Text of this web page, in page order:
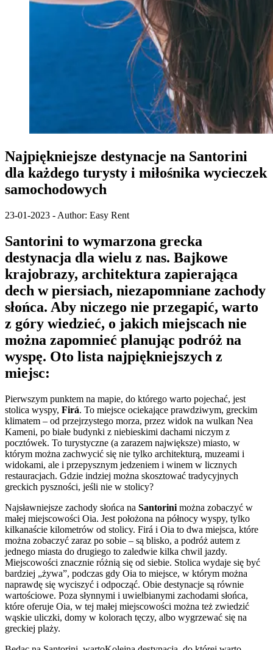
Najpiękniejsze destynacje na Santorini
dla każdego turysty i miłośnika wycieczek
samochodowych
23-01-2023 - Author: Easy Rent
Santorini to wymarzona grecka
destynacja dla wielu z nas. Bajkowe
krajobrazy, architektura zapierająca
dech w piersiach, niezapomniane zachody
słońca. Aby niczego nie przegapić, warto
z góry wiedzieć, o jakich miejscach nie
można zapomnieć planując podróż na
wyspę. Oto lista najpiękniejszych z
miejsc:
Pierwszym punktem na mapie, do którego warto pojechać, jest
stolica wyspy, Firá. To miejsce ociekające prawdziwym, greckim
klimatem – od przejrzystego morza, przez widok na wulkan Nea
Kameni, po białe budynki z niebieskimi dachami niczym z
pocztówek. To turystyczne (a zarazem największe) miasto, w
którym można zachwycić się nie tylko architekturą, muzeami i
widokami, ale i przepysznym jedzeniem i winem w licznych
restauracjach. Gdzie indziej można skosztować tradycyjnych
greckich pyszności, jeśli nie w stolicy?
Najsławniejsze zachody słońca na Santorini można zobaczyć w
małej miejscowości Oia. Jest położona na północy wyspy, tylko
kilkanaście kilometrów od stolicy. Firá i Oia to dwa miejsca, które
można zobaczyć zaraz po sobie – są blisko, a podróż autem z
jednego miasta do drugiego to zaledwie kilka chwil jazdy.
Miejscowości znacznie różnią się od siebie. Stolica wydaje się być
bardziej „żywa”, podczas gdy Oia to miejsce, w którym można
naprawdę się wyciszyć i odpocząć. Obie destynacje są równie
wartościowe. Poza słynnymi i uwielbianymi zachodami słońca,
które oferuje Oia, w tej małej miejscowości można też zwiedzić
wąskie uliczki, domy w kolorach tęczy, albo wygrzewać się na
greckiej plaży.